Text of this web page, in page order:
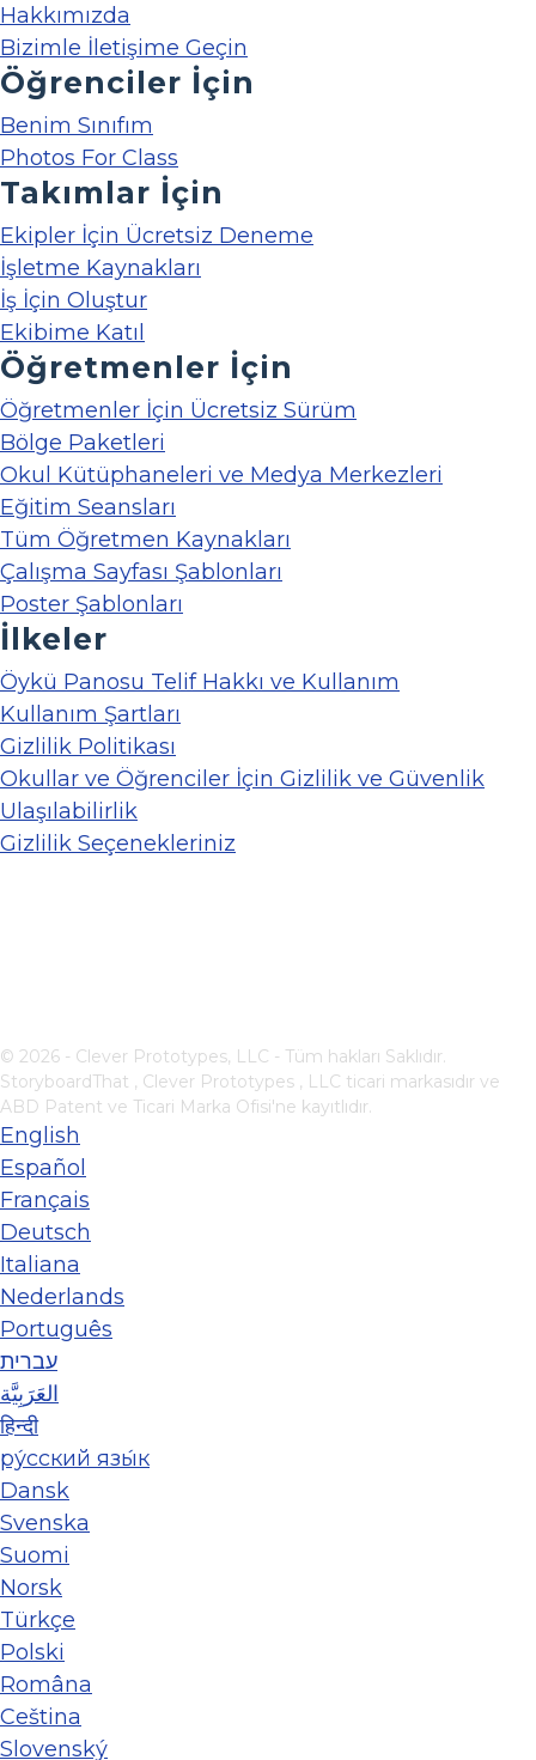
Hakkımızda
Bizimle İletişime Geçin
Öğrenciler İçin
Benim Sınıfım
Photos For Class
Takımlar İçin
Ekipler İçin Ücretsiz Deneme
İşletme Kaynakları
İş İçin Oluştur
Ekibime Katıl
Öğretmenler İçin
Öğretmenler İçin Ücretsiz Sürüm
Bölge Paketleri
Okul Kütüphaneleri ve Medya Merkezleri
Eğitim Seansları
Tüm Öğretmen Kaynakları
Çalışma Sayfası Şablonları
Poster Şablonları
İlkeler
Öykü Panosu Telif Hakkı ve Kullanım
Kullanım Şartları
Gizlilik Politikası
Okullar ve Öğrenciler İçin Gizlilik ve Güvenlik
Ulaşılabilirlik
Gizlilik Seçenekleriniz
© 2026 - Clever Prototypes, LLC - Tüm hakları Saklıdır.
StoryboardThat , Clever Prototypes , LLC ticari markasıdır ve
ABD Patent ve Ticari Marka Ofisi'ne kayıtlıdır.
English
Español
Français
Deutsch
Italiana
Nederlands
Português
עברית
العَرَبِيَّة
हिन्दी
ру́сский язы́к
Dansk
Svenska
Suomi
Norsk
Türkçe
Polski
Româna
Ceština
Slovenský